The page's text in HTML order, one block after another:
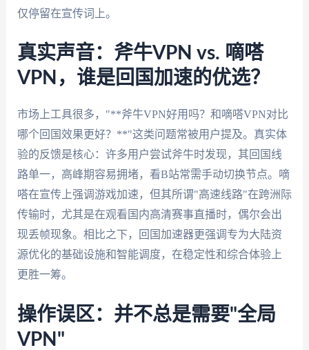
仅停留在宣传词上。
真实声音：斧牛VPN vs. 嘀嗒
VPN，谁是回国加速的优选？
市场上工具很多，"**斧牛VPN好用吗？和嘀嗒VPN对比
哪个回国效果更好？**"这类问题常被用户提及。真实体
验的反馈是核心：许多用户尝试斧牛时发现，其回国线
路单一，高峰期容易拥堵，看B站常需手动切换节点。嘀
嗒在宣传上强调游戏加速，但其所谓"高速线路"在跨洲际
传输时，尤其是在观看国内高清赛事直播时，偶尔会出
现丢帧现象。相比之下，回国加速器更强调专为大陆资
源优化的基础设施和智能调度，在稳定性和综合体验上
更胜一筹。
操作误区：并不总是需要"全局
VPN"